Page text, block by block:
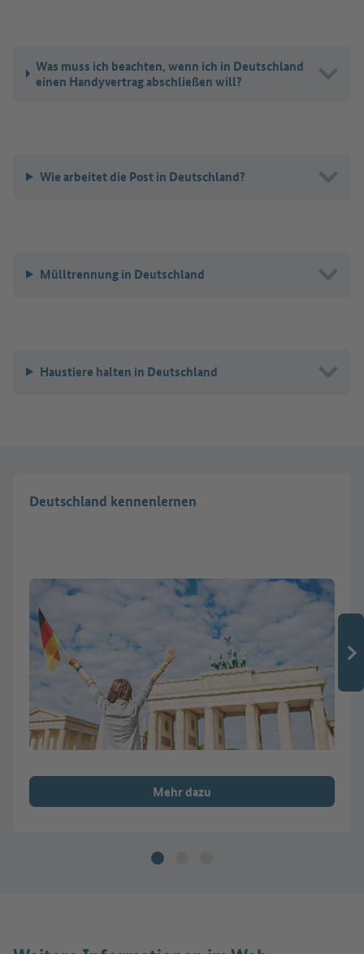
Was muss ich beachten, wenn ich in Deutschland
einen Handyvertrag abschließen will?
Wie arbeitet die Post in Deutschland?
Mülltrennung in Deutschland
Haustiere halten in Deutschland
Deutschland kennenlernen
Mehr dazu